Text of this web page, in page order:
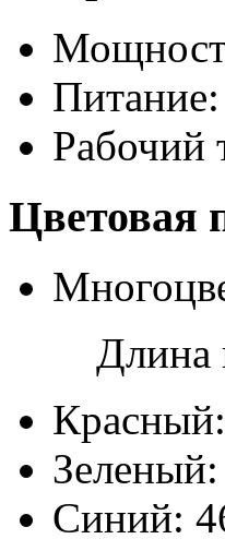
Рабочий
Цветовая
Длина
Синий: